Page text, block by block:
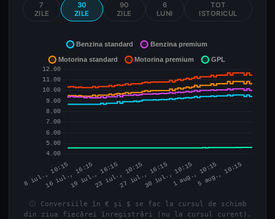
7
ZILE
30
ZILE
90
ZILE
6
LUNI
TOT
ISTORICUL
info Conversiile în € și $ se fac la cursul de schimb
din ziua fiecărei înregistrări (nu la cursul curent).